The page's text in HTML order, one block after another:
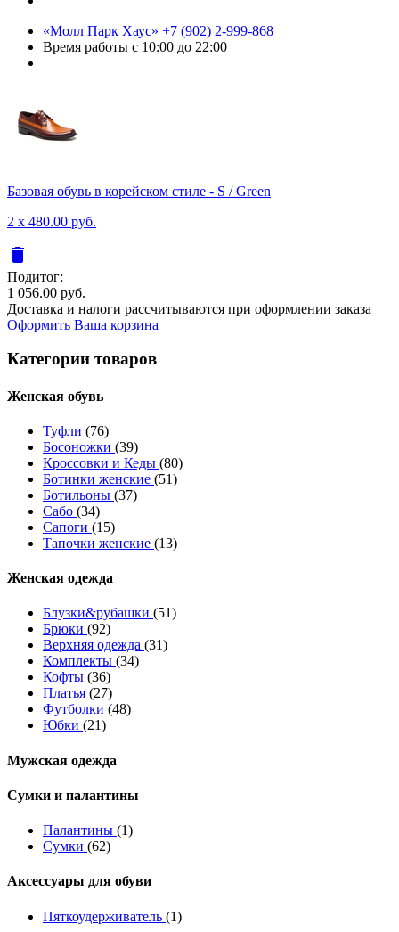
«Молл Парк Хаус» +7 (902) 2-999-868
Время работы с 10:00 до 22:00
Базовая обувь в корейском стиле - S / Green
2 x 480.00 руб.
delete
Подитог:
1 056.00 руб.
Доставка и налоги рассчитываются при оформлении заказа
Оформить Ваша корзина
Категории товаров
Женcкая обувь
Туфли (76)
Босоножки (39)
Кроссовки и Кеды (80)
Ботинки женские (51)
Ботильоны (37)
Сабо (34)
Сапоги (15)
Тапочки женские (13)
Женская одежда
Блузки&рубашки (51)
Брюки (92)
Верхняя одежда (31)
Комплекты (34)
Кофты (36)
Платья (27)
Футболки (48)
Юбки (21)
Мужская одежда
Сумки и палантины
Палантины (1)
Сумки (62)
Аксессуары для обуви
Пяткоудерживатель (1)